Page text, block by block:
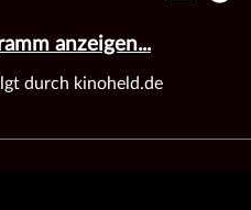
anzeigen...
durch kinoheld.de